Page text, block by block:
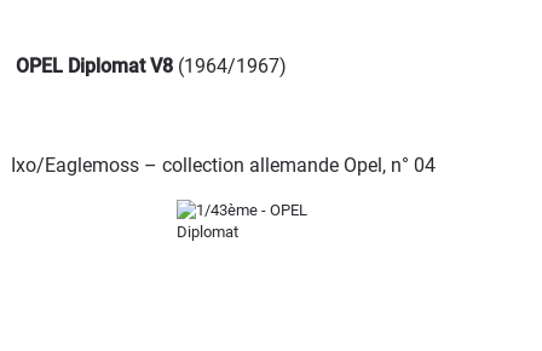
OPEL Diplomat V8 (1964/1967)
Ixo/Eaglemoss – collection allemande Opel, n° 04